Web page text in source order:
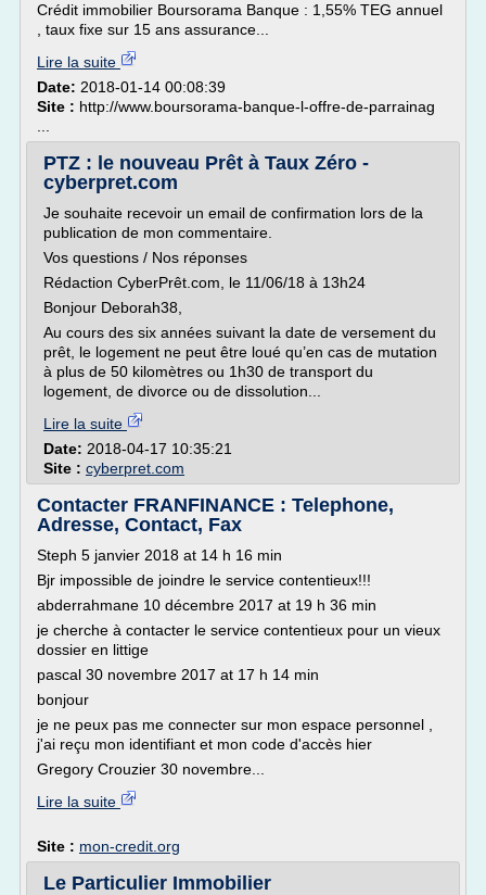
Crédit immobilier Boursorama Banque : 1,55% TEG annuel
, taux fixe sur 15 ans assurance...
Lire la suite
Date: 2018-01-14 00:08:39
Site : http://www.boursorama-banque-l-offre-de-parrainag
PTZ : le nouveau Prêt à Taux Zéro -
cyberpret.com
Je souhaite recevoir un email de confirmation lors de la
publication de mon commentaire.
Vos questions / Nos réponses
Rédaction CyberPrêt.com, le 11/06/18 à 13h24
Bonjour Deborah38,
Au cours des six années suivant la date de versement du
prêt, le logement ne peut être loué qu’en cas de mutation
à plus de 50 kilomètres ou 1h30 de transport du
logement, de divorce ou de dissolution...
Lire la suite
Date: 2018-04-17 10:35:21
Site : cyberpret.com
Contacter FRANFINANCE : Telephone,
Adresse, Contact, Fax
Steph 5 janvier 2018 at 14 h 16 min
Bjr impossible de joindre le service contentieux!!!
abderrahmane 10 décembre 2017 at 19 h 36 min
je cherche à contacter le service contentieux pour un vieux
dossier en littige
pascal 30 novembre 2017 at 17 h 14 min
bonjour
je ne peux pas me connecter sur mon espace personnel ,
j'ai reçu mon identifiant et mon code d'accès hier
Gregory Crouzier 30 novembre...
Lire la suite
Site : mon-credit.org
Le Particulier Immobilier